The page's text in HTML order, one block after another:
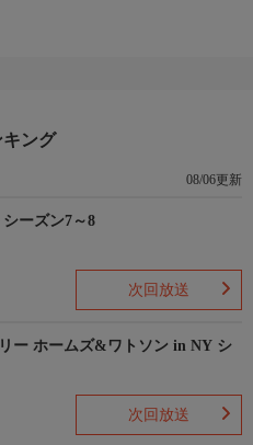
キング
08/06更新
ーズン7～8
次回放送
ー ホームズ&ワトソン in NY シ
次回放送